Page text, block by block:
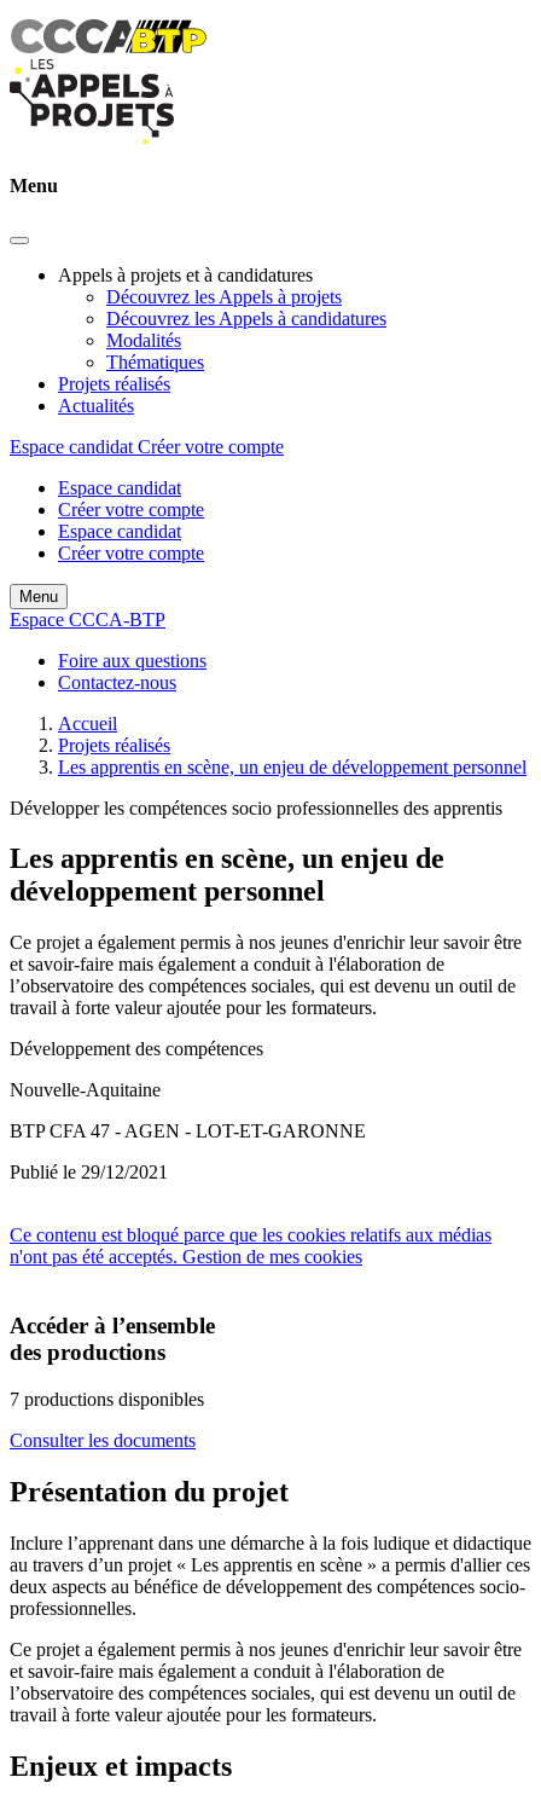
Menu
Appels à projets et à candidatures
Découvrez les Appels à projets
Découvrez les Appels à candidatures
Modalités
Thématiques
Projets réalisés
Actualités
Espace candidat Créer votre compte
Espace candidat
Créer votre compte
Espace candidat
Créer votre compte
Menu
Espace CCCA-BTP
Foire aux questions
Contactez-nous
Accueil
Projets réalisés
Les apprentis en scène, un enjeu de développement personnel
Développer les compétences socio professionnelles des apprentis
Les apprentis en scène, un enjeu de
développement personnel
Ce projet a également permis à nos jeunes d'enrichir leur savoir être
et savoir-faire mais également a conduit à l'élaboration de
l’observatoire des compétences sociales, qui est devenu un outil de
travail à forte valeur ajoutée pour les formateurs.
Développement des compétences
Nouvelle-Aquitaine
BTP CFA 47 - AGEN - LOT-ET-GARONNE
Publié le 29/12/2021
Ce contenu est bloqué parce que les cookies relatifs aux médias
n'ont pas été acceptés. Gestion de mes cookies
Accéder à l’ensemble
des productions
7 productions disponibles
Consulter les documents
Présentation du projet
Inclure l’apprenant dans une démarche à la fois ludique et didactique
au travers d’un projet « Les apprentis en scène » a permis d'allier ces
deux aspects au bénéfice de développement des compétences socio-
professionnelles.
Ce projet a également permis à nos jeunes d'enrichir leur savoir être
et savoir-faire mais également a conduit à l'élaboration de
l’observatoire des compétences sociales, qui est devenu un outil de
travail à forte valeur ajoutée pour les formateurs.
Enjeux et impacts